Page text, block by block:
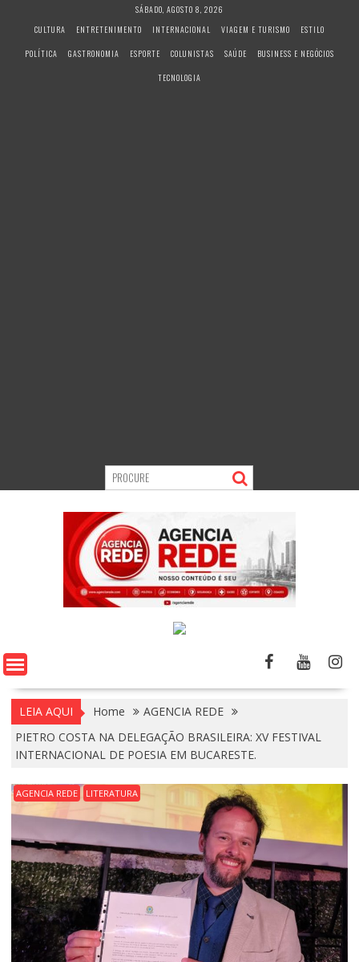
SÁBADO, AGOSTO 8, 2026
CULTURA
ENTRETENIMENTO INTERNACIONAL VIAGEM E TURISMO
ESTILO
POLÍTICA
GASTRONOMIA ESPORTE COLUNISTAS SAÚDE
BUSINESS E NEGÓCIOS
TECNOLOGIA
LEIA AQUI Home
AGENCIA REDE
PIETRO COSTA NA DELEGAÇÃO BRASILEIRA: XV FESTIVAL
INTERNACIONAL DE POESIA EM BUCARESTE.
AGENCIA REDE LITERATURA